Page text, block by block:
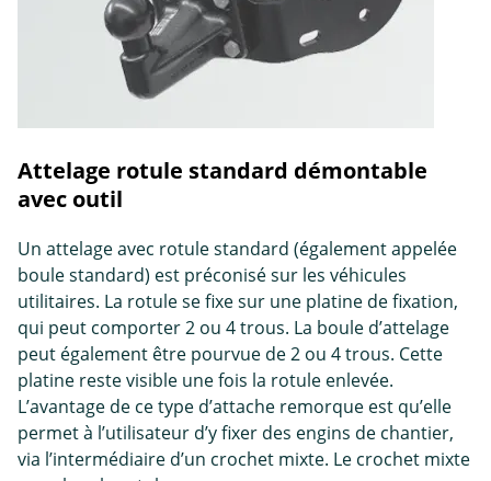
Attelage rotule standard démontable
avec outil
Un attelage avec rotule standard (également appelée
boule standard) est préconisé sur les véhicules
utilitaires. La rotule se fixe sur une platine de fixation,
qui peut comporter 2 ou 4 trous. La boule d’attelage
peut également être pourvue de 2 ou 4 trous. Cette
platine reste visible une fois la rotule enlevée.
L’avantage de ce type d’attache remorque est qu’elle
permet à l’utilisateur d’y fixer des engins de chantier,
via l’intermédiaire d’un crochet mixte. Le crochet mixte